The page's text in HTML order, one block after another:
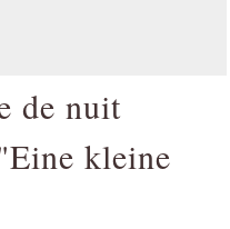
de nuit
kleine